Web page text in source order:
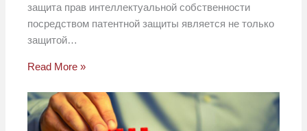
защита прав интеллектуальной собственности
посредством патентной защиты является не только
защитой…
Read More »